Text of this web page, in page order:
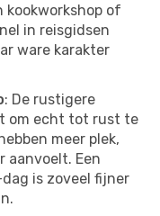
kookworkshop of
in reisgidsen
ware karakter
: De rustigere
om echt tot rust te
meer plek,
aanvoelt. Een
is zoveel fijner